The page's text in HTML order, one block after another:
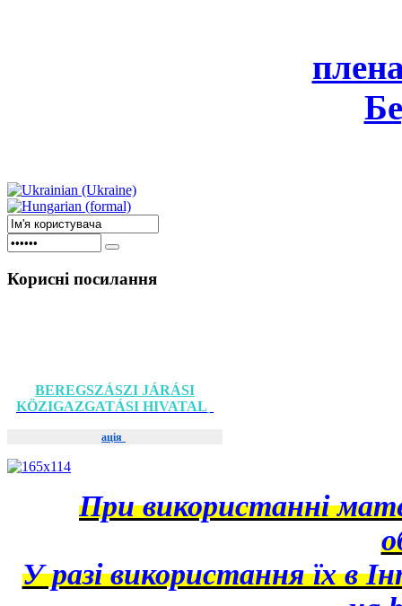
Корисні посилання
BEREGSZÁSZI JÁRÁSI
KÖZIGAZGATÁSI HIVATAL
ація
При використанні
У разі використання їх в